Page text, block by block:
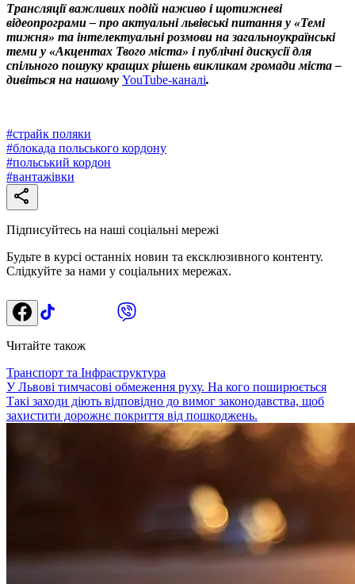
Трансляції важливих подій наживо і щотижневі
відеопрограми – про актуальні львівські питання у «Темі
тижня» та інтелектуальні розмови на загальноукраїнські
теми у «Акцентах Твого міста» і публічні дискусії для
спільного пошуку кращих рішень викликам громади міста –
дивіться на нашому YouTube-каналі.
#страйк поляки
#блокада польського кордону
#польський кордон
#вантажівки
Підписуйтесь на наші соціальні мережі
Будьте в курсі останніх новин та ексклюзивного контенту.
Слідкуйте за нами у соціальних мережах.
Читайте також
Транспорт та Інфраструктура
У Львові тимчасові обмеження руху. На кого поширюється
Такі заходи діють відповідно до вимог законодавства, щоб
захистити дорожнє покриття від пошкоджень.